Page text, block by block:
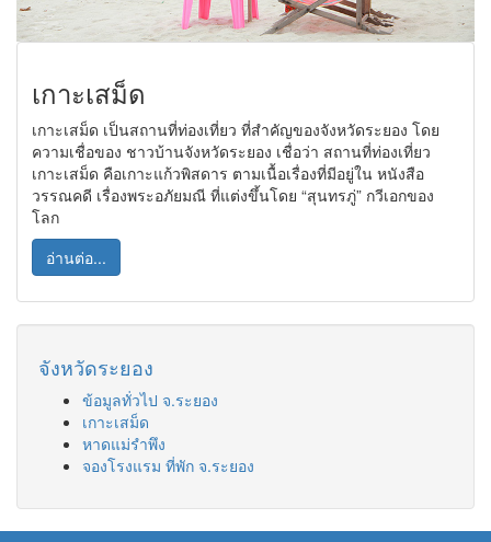
เกาะเสม็ด
เกาะเสม็ด เป็นสถานที่ท่องเที่ยว ที่สำคัญของจังหวัดระยอง โดย
ความเชื่อของ ชาวบ้านจังหวัดระยอง เชื่อว่า สถานที่ท่องเที่ยว
เกาะเสม็ด คือเกาะแก้วพิสดาร ตามเนื้อเรื่องที่มีอยู่ใน หนังสือ
วรรณคดี เรื่องพระอภัยมณี ที่แต่งขึ้นโดย “สุนทรภู่” กวีเอกของ
โลก
อ่านต่อ...
จังหวัดระยอง
ข้อมูลทั่วไป จ.ระยอง
เกาะเสม็ด
หาดแม่รำพึง
จองโรงแรม ที่พัก จ.ระยอง